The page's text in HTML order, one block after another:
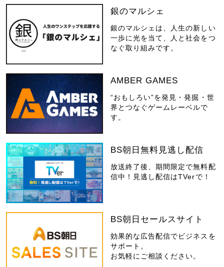
銀のマルシェ
銀のマルシェは、人生の新しい
一歩に光を当て、人と社会をつ
なぐ取り組みです。
AMBER GAMES
“おもしろい”を発見・発掘・世
界とつなぐゲームレーベルで
す。
BS朝日無料見逃し配信
放送終了後、期間限定で無料配
信中！見逃し配信はTVerで！
BS朝日セールスサイト
効果的な広告配信でビジネスを
サポート。
お気軽にご相談ください。